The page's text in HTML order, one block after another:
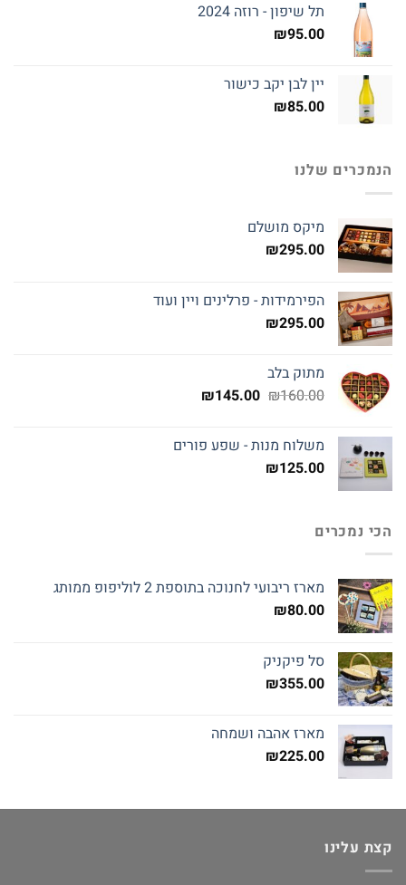
תל שיפון - רוזה 2024
₪95.00
יין לבן יקב כישור
₪85.00
הנמכרים שלנו
מיקס מושלם
₪295.00
הפירמידות - פרלינים ויין ועוד
₪295.00
מתוק בלב
₪160.00
המחיר
₪160.00.
₪145.00
המחיר
₪145.00.
משלוח מנות - שפע פורים
₪125.00
הכי נמכרים
מארז ריבועי לחנוכה בתוספת 2 לוליפופ ממותג
₪80.00
סל פיקניק
₪355.00
מארז אהבה ושמחה
₪225.00
קצת עלינו